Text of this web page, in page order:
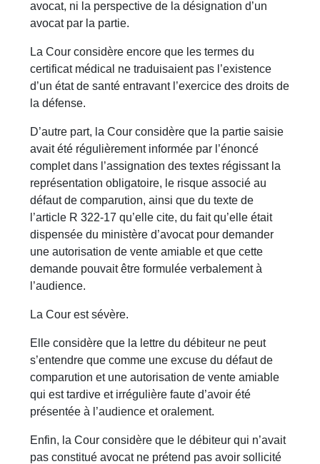
avocat, ni la perspective de la désignation d’un
avocat par la partie.
La Cour considère encore que les termes du
certificat médical ne traduisaient pas l’existence
d’un état de santé entravant l’exercice des droits de
la défense.
D’autre part, la Cour considère que la partie saisie
avait été régulièrement informée par l’énoncé
complet dans l’assignation des textes régissant la
représentation obligatoire, le risque associé au
défaut de comparution, ainsi que du texte de
l’article R 322-17 qu’elle cite, du fait qu’elle était
dispensée du ministère d’avocat pour demander
une autorisation de vente amiable et que cette
demande pouvait être formulée verbalement à
l’audience.
La Cour est sévère.
Elle considère que la lettre du débiteur ne peut
s’entendre que comme une excuse du défaut de
comparution et une autorisation de vente amiable
qui est tardive et irrégulière faute d’avoir été
présentée à l’audience et oralement.
Enfin, la Cour considère que le débiteur qui n’avait
pas constitué avocat ne prétend pas avoir sollicité